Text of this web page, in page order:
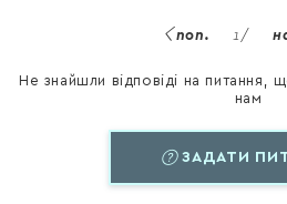
Не знайшли відповіді на питання,
нам
ЗАДАТИ
поп. 1/